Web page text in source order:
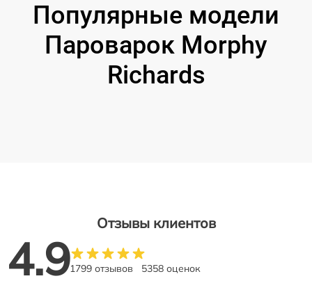
Популярные модели
Пароварок Morphy
Richards
Отзывы клиентов
4.91799 отзывов 5358 оценок